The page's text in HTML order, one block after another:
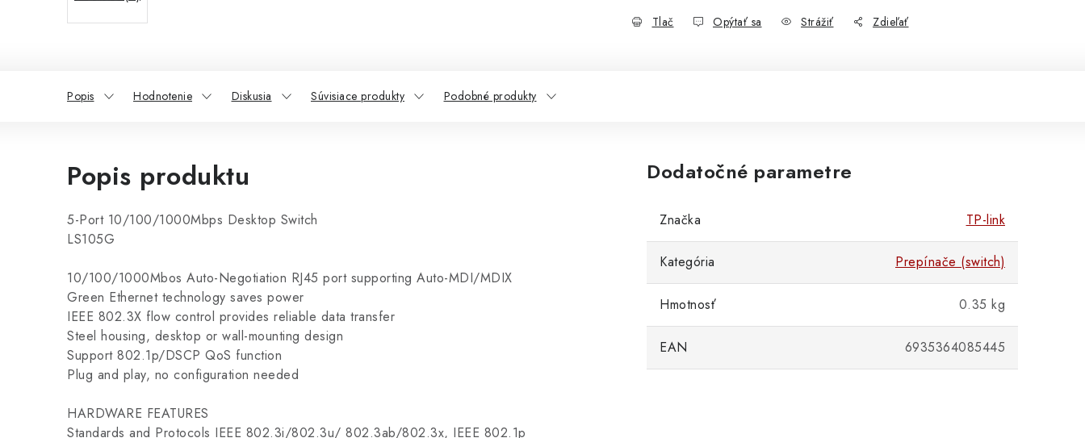
Tlač Opýtať sa Strážiť Zdieľať
Popis Hodnotenie Diskusia Súvisiace produkty Podobné produkty
Popis produktu
5-Port 10/100/1000Mbps Desktop Switch
LS105G
10/100/1000Mbos Auto-Negotiation RJ45 port supporting Auto-MDI/MDIX
Green Ethernet technology saves power
IEEE 802.3X flow control provides reliable data transfer
Steel housing, desktop or wall-mounting design
Support 802.1p/DSCP QoS function
Plug and play, no configuration needed
HARDWARE FEATURES
Standards and Protocols IEEE 802.3i/802.3u/ 802.3ab/802.3x, IEEE 802.1p
Dodatočné parametre
Značka TP-link
Kategória Prepínače (switch)
Hmotnosť 0.35 kg
EAN 6935364085445